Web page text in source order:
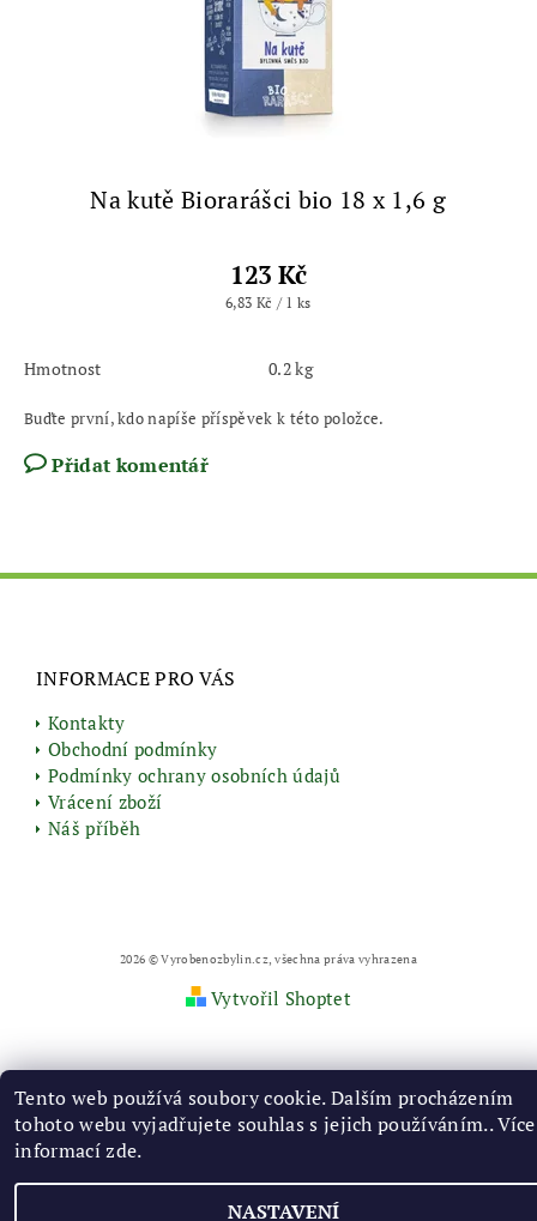
Na kutě Biorarášci bio 18 x 1,6 g
123 Kč
6,83 Kč / 1 ks
Hmotnost 0.2 kg
Buďte první, kdo napíše příspěvek k této položce.
Přidat komentář
INFORMACE PRO VÁS
Kontakty
Obchodní podmínky
Podmínky ochrany osobních údajů
Vrácení zboží
Náš příběh
2026 © Vyrobenozbylin.cz, všechna práva vyhrazena
Vytvořil Shoptet
Tento web používá soubory cookie. Dalším procházením
tohoto webu vyjadřujete souhlas s jejich používáním.. Více
informacízde.
NASTAVENÍ